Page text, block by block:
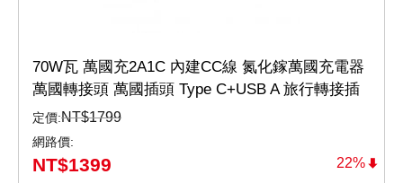
22%
70W瓦 萬國充2A1C 內建CC線 氮化鎵萬國充電器
萬國轉接頭 萬國插頭 Type C+USB A 旅行轉接插
座 旅遊充電必備(WTA-7021CW/B)
定價:NT$1799
網路價:
NT$1399